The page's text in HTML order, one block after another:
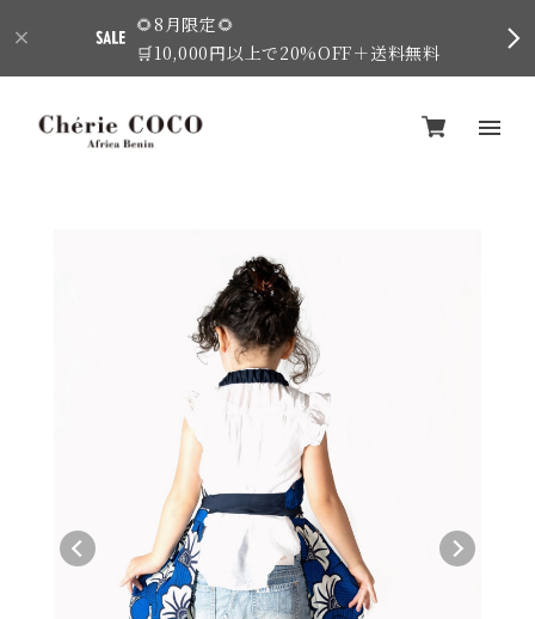
🌻8月限定🌻
🛒10,000円以上で20%OFF＋送料無料